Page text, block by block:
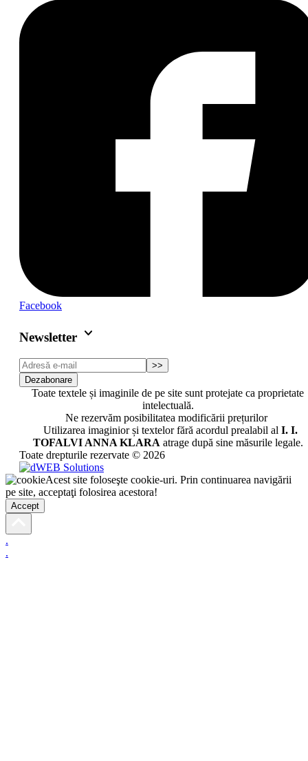
Facebook
Newsletter keyboard_arrow_down
>>
Dezabonare
Toate textele și imaginile de pe site sunt protejate ca proprietate
intelectuală.
Ne rezervăm posibilitatea modificării prețurilor
Utilizarea imaginior și textelor fără acordul prealabil al I. I.
TOFALVI ANNA KLARA atrage după sine măsurile legale.
Toate drepturile rezervate © 2026
Acest site foloseşte cookie-uri. Prin continuarea navigării
pe site, acceptaţi folosirea acestora!
Accept
.
.